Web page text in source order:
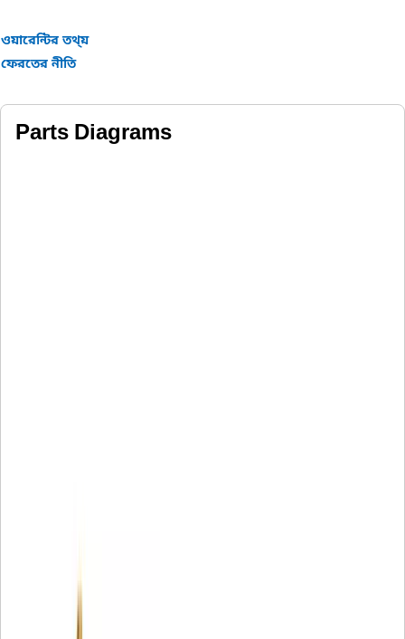
ওয়ারেন্টির তথ্য়
ফেরতের নীতি
Parts Diagrams